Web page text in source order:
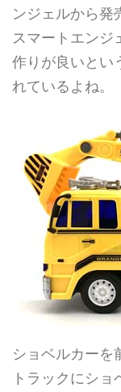
ンジェルから発
スマートエンジ
作りが良いとい
れているよね。
ショベルカーを
トラックにシ